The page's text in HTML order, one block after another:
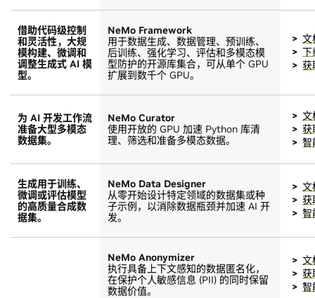
借助代码级控制
和灵活性，大规
模构建、微调和
调整生成式 AI 模
型。
NeMo Framework
用于数据生成、数据管理、预训练、
后训练、强化学习、评估和多模态模
型防护的开源库集合，可从单个 GPU
扩展到数千个 GPU。
文
下
获
为 AI 开发工作流
准备大型多模态
数据集。
NeMo Curator
使用开放的 GPU 加速 Python 库清
理、筛选和准备多模态数据。
文
获
智
生成用于训练、
微调或评估模型
的高质量合成数
据集。
NeMo Data Designer
从零开始设计特定领域的数据集或种
子示例，以消除数据瓶颈并加速 AI 开
发。
文
获
智
NeMo Anonymizer
执行具备上下文感知的数据匿名化，
在保护个人敏感信息 (PII) 的同时保留
数据价值。
文
获
智